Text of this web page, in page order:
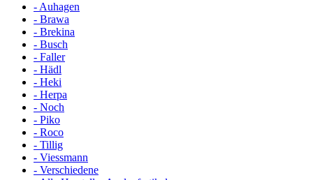
- Auhagen
- Brawa
- Brekina
- Busch
- Faller
- Hädl
- Heki
- Herpa
- Noch
- Piko
- Roco
- Tillig
- Viessmann
- Verschiedene